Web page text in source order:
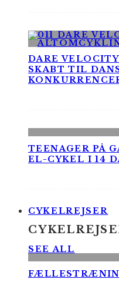
DARE
SKABT TIL
TEENAGER PÅ
EL-CYKEL I 14
CYKELREJSER
SEE ALL